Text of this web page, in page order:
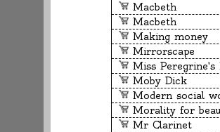
Macbeth
Macbeth
Making money
Mirrorscape
Miss Peregrine's
Moby Dick
Modern social
Morality for
Mr Clarinet